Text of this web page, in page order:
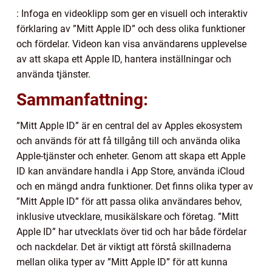
: Infoga en videoklipp som ger en visuell och interaktiv
förklaring av ”Mitt Apple ID” och dess olika funktioner
och fördelar. Videon kan visa användarens upplevelse
av att skapa ett Apple ID, hantera inställningar och
använda tjänster.
Sammanfattning:
”Mitt Apple ID” är en central del av Apples ekosystem
och används för att få tillgång till och använda olika
Apple-tjänster och enheter. Genom att skapa ett Apple
ID kan användare handla i App Store, använda iCloud
och en mängd andra funktioner. Det finns olika typer av
”Mitt Apple ID” för att passa olika användares behov,
inklusive utvecklare, musikälskare och företag. ”Mitt
Apple ID” har utvecklats över tid och har både fördelar
och nackdelar. Det är viktigt att förstå skillnaderna
mellan olika typer av ”Mitt Apple ID” för att kunna